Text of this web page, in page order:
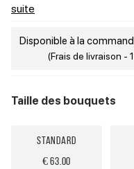
bonheur et la joie.
de roses rouges le jour
agréable.
suite
Disponible à la
(Frais de livraison -
Taille des bouquets
Standard
€ 63.00